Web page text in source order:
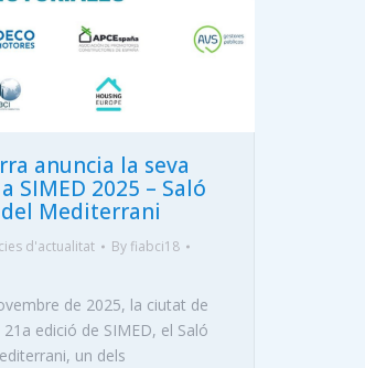
anuncia la seva
SIMED 2025 – Saló
Mediterrani
d'actualitat By fiabci18
de 2025, la ciutat de
edició de SIMED, el Saló
un dels